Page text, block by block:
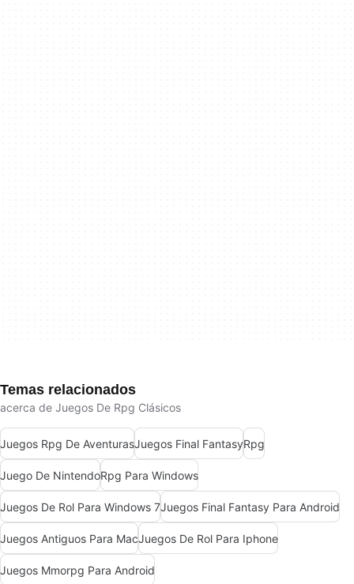
Temas relacionados
acerca de Juegos De Rpg Clásicos
Juegos Rpg De AventurasJuegos Final FantasyRpg
Juego De NintendoRpg Para Windows
Juegos De Rol Para Windows 7Juegos Final Fantasy Para Android
Juegos Antiguos Para MacJuegos De Rol Para Iphone
Juegos Mmorpg Para Android